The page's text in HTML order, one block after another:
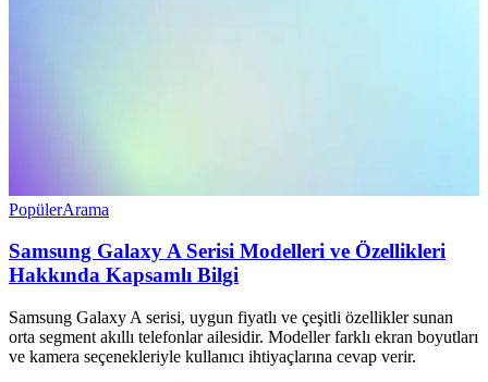
PopülerArama
Samsung Galaxy A Serisi Modelleri ve Özellikleri
Hakkında Kapsamlı Bilgi
Samsung Galaxy A serisi, uygun fiyatlı ve çeşitli özellikler sunan
orta segment akıllı telefonlar ailesidir. Modeller farklı ekran boyutları
ve kamera seçenekleriyle kullanıcı ihtiyaçlarına cevap verir.